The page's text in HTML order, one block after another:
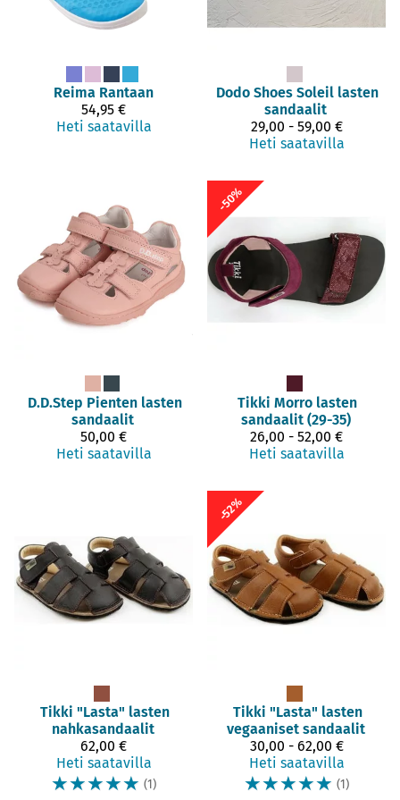
Reima Rantaan
54,95 €
Heti saatavilla
Dodo Shoes Soleil lasten
sandaalit
29,00 - 59,00 €
Heti saatavilla
D.D.Step Pienten lasten
sandaalit
50,00 €
Heti saatavilla
-50%
Tikki Morro lasten
sandaalit (29-35)
26,00 - 52,00 €
Heti saatavilla
Tikki "Lasta" lasten
nahkasandaalit
62,00 €
Heti saatavilla
☆☆☆☆☆ (1)
-52%
Tikki "Lasta" lasten
vegaaniset sandaalit
30,00 - 62,00 €
Heti saatavilla
☆☆☆☆☆ (1)